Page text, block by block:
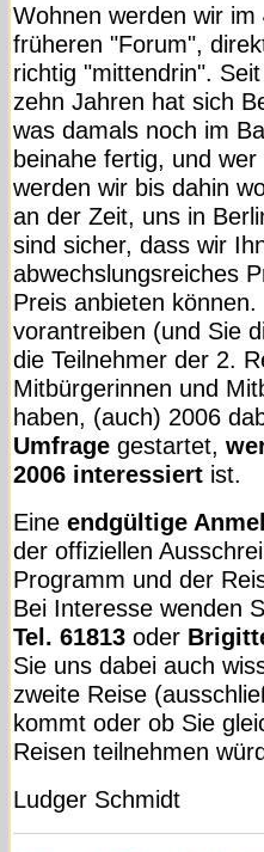
Wohnen werden wir im
früheren "Forum",
richtig "mittendrin".
zehn Jahren hat sich
was damals noch im
beinahe fertig, und
werden wir bis dahin
an der Zeit, uns in
sind sicher, dass wir
abwechslungsreiches
Preis anbieten
vorantreiben (und Sie
die Teilnehmer der 2.
Mitbürgerinnen und
haben, (auch) 2006
Umfrage gestartet,
2006 interessiert ist.
Eine endgültige
der offiziellen
Programm und der
Bei Interesse wenden
Tel. 61813 oder
Sie uns dabei auch
zweite Reise
kommt oder ob Sie
Reisen teilnehmen
Ludger Schmidt